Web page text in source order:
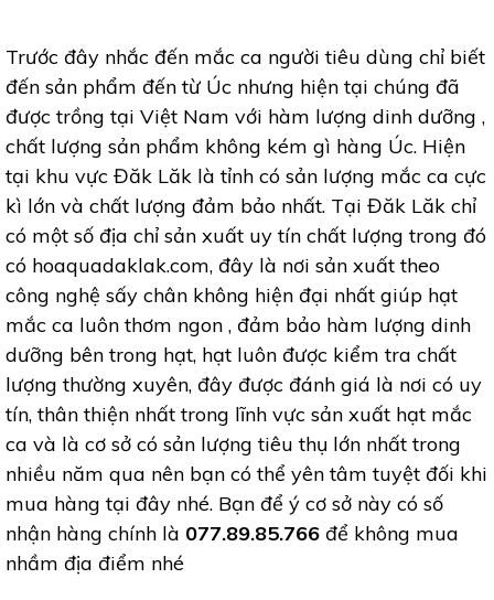
Trước đây nhắc đến mắc ca người tiêu dùng chỉ biết
đến sản phẩm đến từ Úc nhưng hiện tại chúng đã
được trồng tại Việt Nam với hàm lượng dinh dưỡng ,
chất lượng sản phẩm không kém gì hàng Úc. Hiện
tại khu vực Đăk Lăk là tỉnh có sản lượng mắc ca cực
kì lớn và chất lượng đảm bảo nhất. Tại Đăk Lăk chỉ
có một số địa chỉ sản xuất uy tín chất lượng trong đó
có hoaquadaklak.com, đây là nơi sản xuất theo
công nghệ sấy chân không hiện đại nhất giúp hạt
mắc ca luôn thơm ngon , đảm bảo hàm lượng dinh
dưỡng bên trong hạt, hạt luôn được kiểm tra chất
lượng thường xuyên, đây được đánh giá là nơi có uy
tín, thân thiện nhất trong lĩnh vực sản xuất hạt mắc
ca và là cơ sở có sản lượng tiêu thụ lớn nhất trong
nhiều năm qua nên bạn có thể yên tâm tuyệt đối khi
mua hàng tại đây nhé. Bạn để ý cơ sở này có số
nhận hàng chính là 077.89.85.766 để không mua
nhầm địa điểm nhé